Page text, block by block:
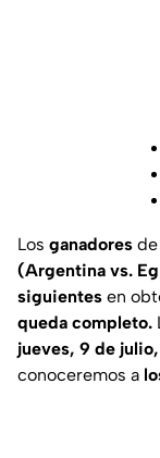
Los ganadores
(Argentina vs.
siguientes en
queda completo.
jueves, 9 de julio,
conoceremos a